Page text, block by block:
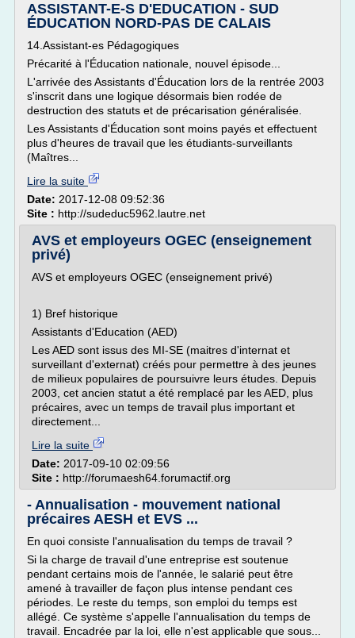
ASSISTANT-E-S D'EDUCATION - SUD
ÉDUCATION NORD-PAS DE CALAIS
14.Assistant-es Pédagogiques
Précarité à l'Éducation nationale, nouvel épisode...
L'arrivée des Assistants d'Éducation lors de la rentrée 2003
s'inscrit dans une logique désormais bien rodée de
destruction des statuts et de précarisation généralisée.
Les Assistants d'Éducation sont moins payés et effectuent
plus d'heures de travail que les étudiants-surveillants
(Maîtres...
Lire la suite
Date: 2017-12-08 09:52:36
Site : http://sudeduc5962.lautre.net
AVS et employeurs OGEC (enseignement
privé)
AVS et employeurs OGEC (enseignement privé)
1) Bref historique
Assistants d'Education (AED)
Les AED sont issus des MI-SE (maitres d'internat et
surveillant d'externat) créés pour permettre à des jeunes
de milieux populaires de poursuivre leurs études. Depuis
2003, cet ancien statut a été remplacé par les AED, plus
précaires, avec un temps de travail plus important et
directement...
Lire la suite
Date: 2017-09-10 02:09:56
Site : http://forumaesh64.forumactif.org
- Annualisation - mouvement national
précaires AESH et EVS ...
En quoi consiste l'annualisation du temps de travail ?
Si la charge de travail d'une entreprise est soutenue
pendant certains mois de l'année, le salarié peut être
amené à travailler de façon plus intense pendant ces
périodes. Le reste du temps, son emploi du temps est
allégé. Ce système s'appelle l'annualisation du temps de
travail. Encadrée par la loi, elle n'est applicable que sous...